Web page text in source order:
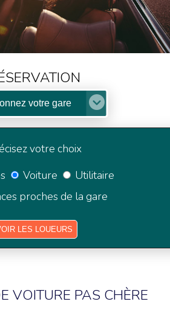
votre choix
Voiture
Utilitaire
proches de la gare
VOITURE PAS CHÈRE